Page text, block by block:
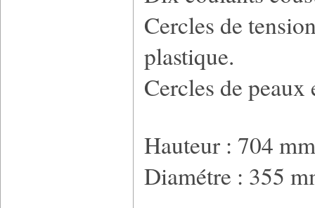
Cercles de
plastique.
Cercles de peaux
Hauteur : 704 mm
Diamétre : 355